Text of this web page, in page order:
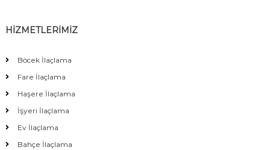
HİZMETLERİMİZ
Böcek İlaçlama
Fare İlaçlama
Haşere İlaçlama
İşyeri İlaçlama
Ev İlaçlama
Bahçe İlaçlama